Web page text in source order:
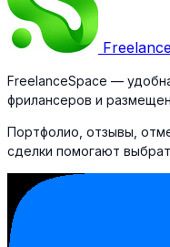
FreelanceSpace —
фрилансеров и
Портфолио, отзывы,
сделки помогают